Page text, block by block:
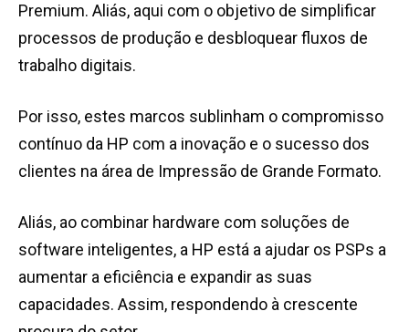
Premium. Aliás, aqui com o objetivo de simplificar
processos de produção e desbloquear fluxos de
trabalho digitais.
Por isso, estes marcos sublinham o compromisso
contínuo da HP com a inovação e o sucesso dos
clientes na área de Impressão de Grande Formato.
Aliás, ao combinar hardware com soluções de
software inteligentes, a HP está a ajudar os PSPs a
aumentar a eficiência e expandir as suas
capacidades. Assim, respondendo à crescente